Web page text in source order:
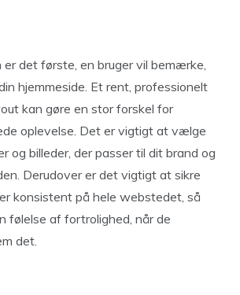
det første, en bruger vil bemærke,
hjemmeside. Et rent, professionelt
kan gøre en stor forskel for
oplevelse. Det er vigtigt at vælge
og billeder, der passer til dit brand og
Derudover er det vigtigt at sikre
konsistent på hele webstedet, så
følelse af fortrolighed, når de
det.